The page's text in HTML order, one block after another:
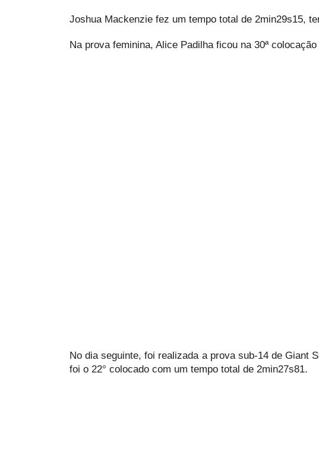
Joshua Mackenzie fez um tempo total de 2min29s15,
Na prova feminina, Alice Padilha ficou na 30ª
No dia seguinte, foi realizada a prova sub-14 de Giant
foi o 22° colocado com um tempo total de 2min27s81.